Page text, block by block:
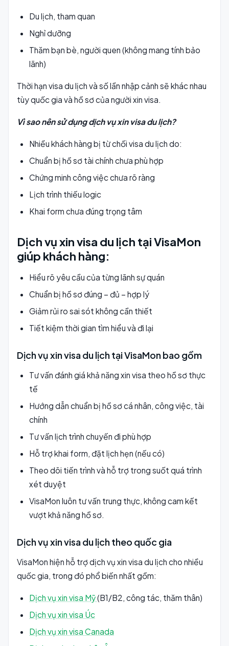
Du lịch, tham quan
Nghỉ dưỡng
Thăm bạn bè, người quen (không mang tính bảo
lãnh)
Thời hạn visa du lịch và số lần nhập cảnh sẽ khác nhau
tùy quốc gia và hồ sơ của người xin visa.
Vì sao nên sử dụng dịch vụ xin visa du lịch?
Nhiều khách hàng bị từ chối visa du lịch do:
Chuẩn bị hồ sơ tài chính chưa phù hợp
Chứng minh công việc chưa rõ ràng
Lịch trình thiếu logic
Khai form chưa đúng trọng tâm
Dịch vụ xin visa du lịch tại VisaMon
giúp khách hàng:
Hiểu rõ yêu cầu của từng lãnh sự quán
Chuẩn bị hồ sơ đúng – đủ – hợp lý
Giảm rủi ro sai sót không cần thiết
Tiết kiệm thời gian tìm hiểu và đi lại
Dịch vụ xin visa du lịch tại VisaMon bao gồm
Tư vấn đánh giá khả năng xin visa theo hồ sơ thực
tế
Hướng dẫn chuẩn bị hồ sơ cá nhân, công việc, tài
chính
Tư vấn lịch trình chuyến đi phù hợp
Hỗ trợ khai form, đặt lịch hẹn (nếu có)
Theo dõi tiến trình và hỗ trợ trong suốt quá trình
xét duyệt
VisaMon luôn tư vấn trung thực, không cam kết
vượt khả năng hồ sơ.
Dịch vụ xin visa du lịch theo quốc gia
VisaMon hiện hỗ trợ dịch vụ xin visa du lịch cho nhiều
quốc gia, trong đó phổ biến nhất gồm:
Dịch vụ xin visa Mỹ(B1/B2, công tác, thăm thân)
Dịch vụ xin visa Úc
Dịch vụ xin visa Canada